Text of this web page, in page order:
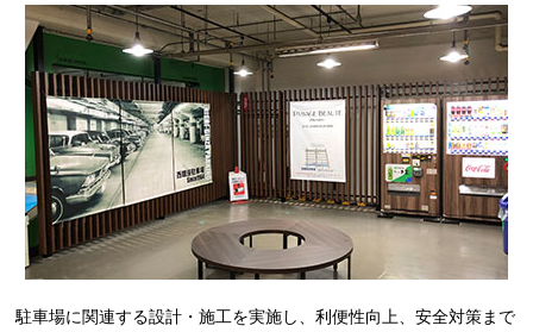
駐車場に関連する設計・施工を実施し、利便性向上、安全対策まで